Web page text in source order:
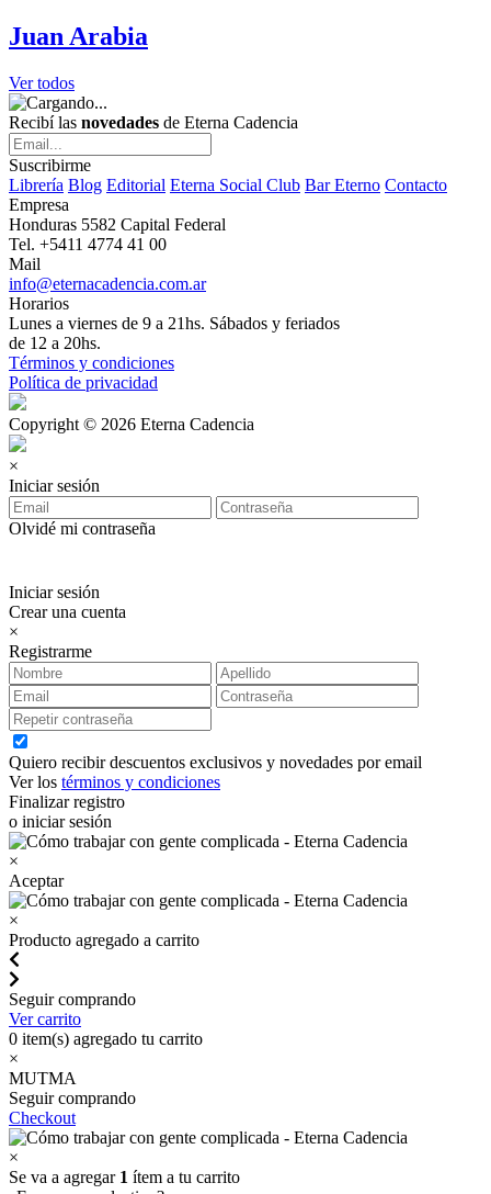
Juan Arabia
Ver todos
Recibí las novedades de Eterna Cadencia
Suscribirme
Librería Blog Editorial Eterna Social Club Bar Eterno Contacto
Empresa
Honduras 5582 Capital Federal
Tel. +5411 4774 41 00
Mail
info@eternacadencia.com.ar
Horarios
Lunes a viernes de 9 a 21hs. Sábados y feriados
de 12 a 20hs.
Términos y condiciones
Política de privacidad
Copyright © 2026 Eterna Cadencia
×
Iniciar sesión
Olvidé mi contraseña
Iniciar sesión
Crear una cuenta
×
Registrarme
Quiero recibir descuentos exclusivos y novedades por email
Ver los términos y condiciones
Finalizar registro
o iniciar sesión
×
Aceptar
×
Producto agregado a carrito
Seguir comprando
Ver carrito
0 item(s) agregado tu carrito
×
MUTMA
Seguir comprando
Checkout
×
Se va a agregar 1 ítem a tu carrito